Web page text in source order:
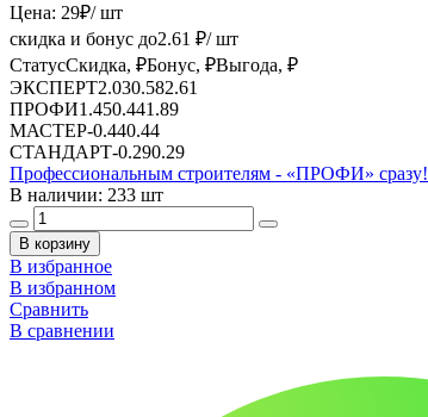
Цена: 29₽/ шт
скидка и бонус до2.61 ₽/ шт
СтатусСкидка, ₽Бонус, ₽Выгода, ₽
ЭКСПЕРТ2.030.582.61
ПРОФИ1.450.441.89
МАСТЕР-0.440.44
СТАНДАРТ-0.290.29
Профессиональным строителям - «ПРОФИ» сразу!
В наличии: 233 шт
В корзину
В избранное
В избранном
Сравнить
В сравнении